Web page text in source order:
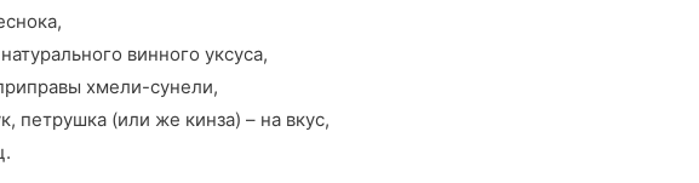
винного уксуса,
хмели-сунели,
петрушка (или же кинза) – на вкус,